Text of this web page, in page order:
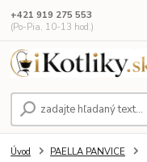
+421 919 275 553
(Po-Pia, 10-13 hod.)
Úvod PAELLA PANVICE